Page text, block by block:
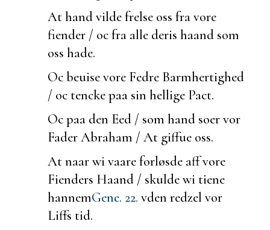
At hand vilde frelse oss fra vore
fiender / oc fra alle deris haand som
oss hade.
Ocbeuise vore Fedre Barmhertighed
/ oc tencke paa sin hellige Pact.
Oc paa den Eed / som hand soer vor
Fader Abraham / At giffue oss.
At naar wi vaare forløsde aff vore
Fienders Haand / skulde wi tiene
hannemGene. 22. vden redzel vor
Liffs tid.